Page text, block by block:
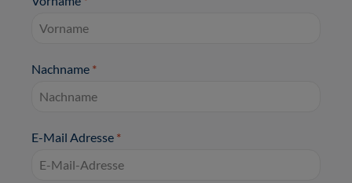
Nachname *
E-Mail Adresse *